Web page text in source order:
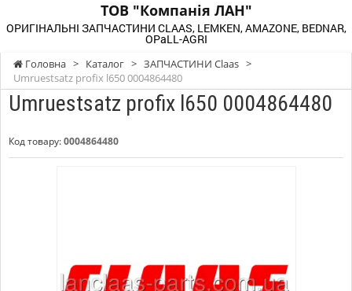
ТОВ "Компанія ЛАН"
ОРИГІНАЛЬНІ ЗАПЧАСТИНИ CLAAS, LEMKEN, AMAZONE, BEDNAR,
OPaLL-AGRI
Головна > Каталог > ЗАПЧАСТИНИ Claas >
Umruestsatz profix l650 0004864480
Umruestsatz profix l650 0004864480
Код товару:0004864480